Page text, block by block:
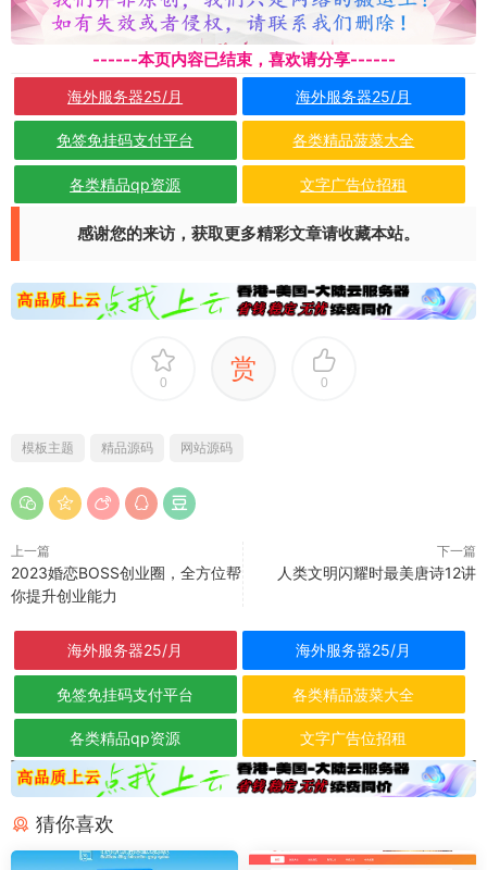
------本页内容已结束，喜欢请分享------
海外服务器25/月 海外服务器25/月
免签免挂码支付平台 各类精品菠菜大全
各类精品qp资源 文字广告位招租
感谢您的来访，获取更多精彩文章请收藏本站。
0 赏 0
模板主题 精品源码 网站源码
上一篇
2023婚恋BOSS创业圈，全方位帮
你提升创业能力
下一篇
人类文明闪耀时最美唐诗12讲
海外服务器25/月 海外服务器25/月
免签免挂码支付平台 各类精品菠菜大全
各类精品qp资源 文字广告位招租
猜你喜欢